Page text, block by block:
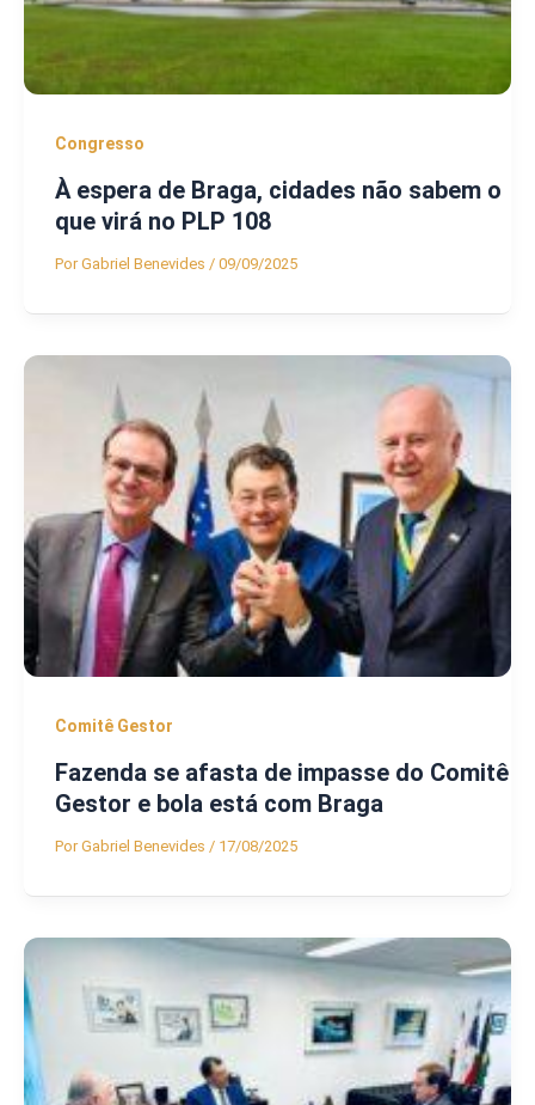
Congresso
À espera de Braga, cidades não sabem o
que virá no PLP 108
PorGabriel Benevides / 09/09/2025
Comitê Gestor
Fazenda se afasta de impasse do Comitê
Gestor e bola está com Braga
PorGabriel Benevides / 17/08/2025